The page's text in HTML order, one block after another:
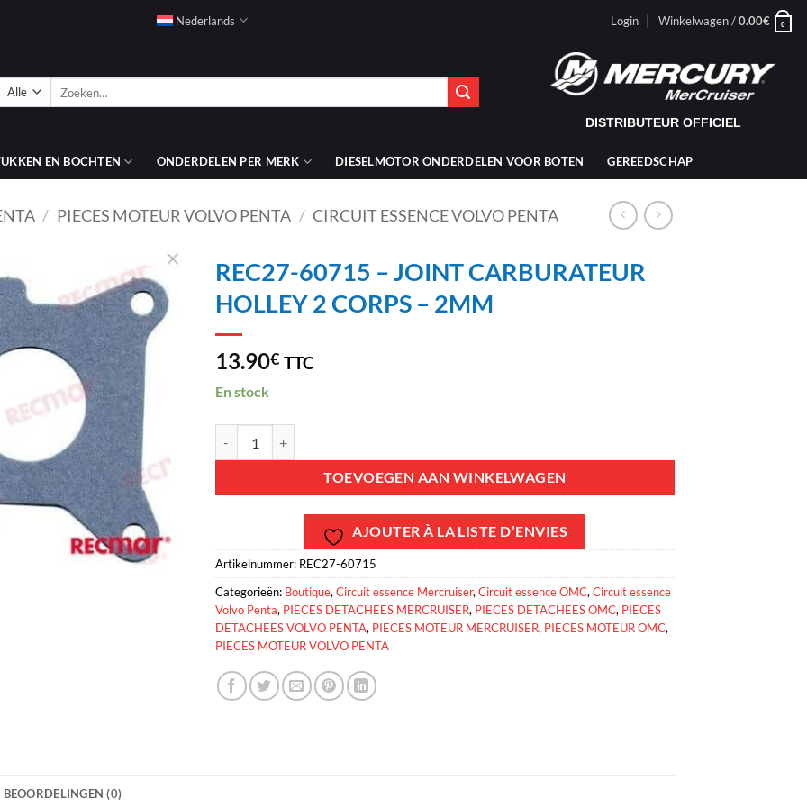
Nederlands Login Winkelwagen /0.00€ 0
DISTRIBUTEUR OFFICIEL
EN BOCHTEN ONDERDELEN PER MERK DIESELMOTOR ONDERDELEN VOOR BOTEN GEREEDSCHAP
/ PIECES MOTEUR VOLVO PENTA / CIRCUIT ESSENCE VOLVO PENTA
AJOUTER
À LA
LISTE
D’ENVIES
REC27-60715 – JOINT CARBURATEUR
HOLLEY 2 CORPS – 2MM
13.90€ TTC
En stock
TOEVOEGEN AAN WINKELWAGEN
AJOUTER À LA LISTE D’ENVIES
Artikelnummer: REC27-60715
Categorieën: Boutique, Circuit essence Mercruiser, Circuit essence OMC, Circuit essence
Volvo Penta, PIECES DETACHEES MERCRUISER, PIECES DETACHEES OMC, PIECES
DETACHEES VOLVO PENTA, PIECES MOTEUR MERCRUISER, PIECES MOTEUR OMC,
PIECES MOTEUR VOLVO PENTA
BEOORDELINGEN (0)